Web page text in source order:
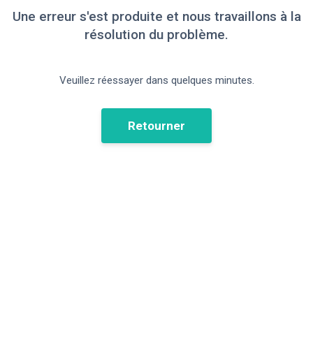
Une erreur s'est produite et nous travaillons à la
résolution du problème.
Veuillez réessayer dans quelques minutes.
Retourner